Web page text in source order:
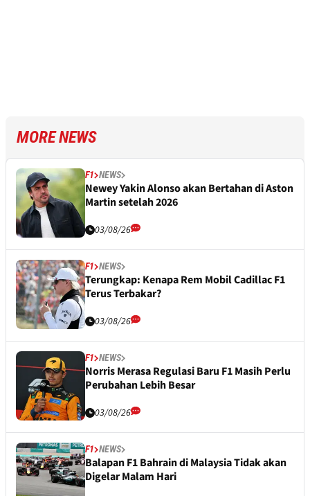
MORE NEWS
F1 NEWS
Newey Yakin Alonso akan Bertahan di Aston
Martin setelah 2026
03/08/26
F1 NEWS
Terungkap: Kenapa Rem Mobil Cadillac F1
Terus Terbakar?
03/08/26
F1 NEWS
Norris Merasa Regulasi Baru F1 Masih Perlu
Perubahan Lebih Besar
03/08/26
F1 NEWS
Balapan F1 Bahrain di Malaysia Tidak akan
Digelar Malam Hari